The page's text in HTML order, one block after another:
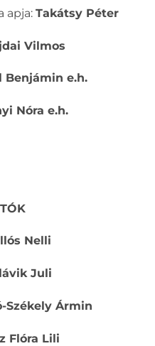
apja: Takátsy Péter
Vilmos
Benjámin e.h.
Nóra e.h.
Nelli
Juli
Székely Ármin
Flóra Lili